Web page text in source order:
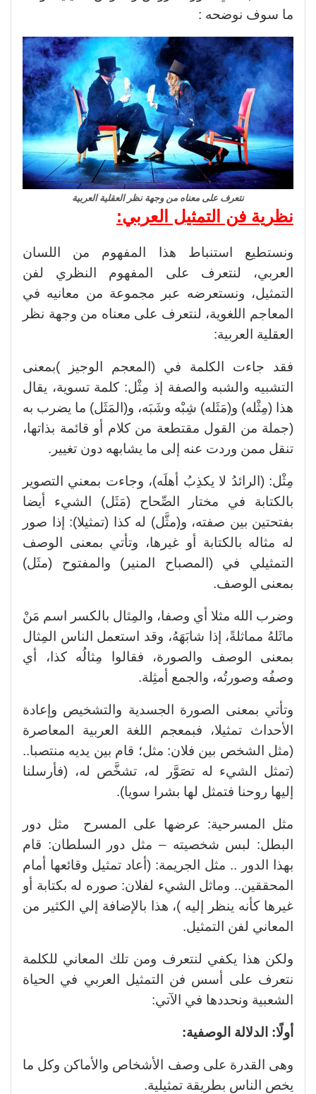
ما سوف نوضحه :
نتعرف على معناه من وجهة نظر العقلية العربية
نظرية فن التمثيل العربي:
ونستطيع استنباط هذا المفهوم من اللسان
العربي، لنتعرف على المفهوم النظري لفن
التمثيل، ونستعرضه عبر مجموعة من معانيه في
المعاجم اللغوية، لنتعرف على معناه من وجهة نظر
العقلية العربية:
فقد جاءت الكلمة في (المعجم الوجيز )بمعنى
التشبيه والشبه والصفة إذ مِثْل: كلمة تسوية، يقال
هذا (مِثْله) و(مَثَله) شِبْه وشَبَه، و(المَثَل) ما يضرب به
(جملة من القول مقتطعة من كلام أو قائمة بذاتها،
تنقل ممن وردت عنه إلى ما يشابهه دون تغيير.
مِثْل: (الرائدُ لا يكذِبُ أهلَه)، وجاءت بمعني التصوير
بالكتابة في مختار الصِّحاح (مَثَل) الشيء أيضا
بفتحتين بين صفته، و(مثَّل) له كذا (تمثيلا): إذا صور
له مثاله بالكتابة أو غيرها، وتأتي بمعنى الوصف
التمثيلي في (المصباح المنير) والمفتوح (مثَل)
بمعنى الوصف.
وضرب الله مثلا أي وصفا، والمِثال بالكسر اسم مَنْ
ماثَلهُ مماثلةً، إذا شابَهَهُ، وقد استعمل الناس المِثال
بمعنى الوصف والصورة، فقالوا مِثالُه كذا، أي
وصفُه وصورتُه، والجمع أمثِلة.
وتأتي بمعنى الصورة الجسدية والتشخيص وإعادة
الأحداث تمثيلا، فبمعجم اللغة العربية المعاصرة
(مثل الشخص بين فلان: مثل؛ قام بين يديه منتصبا..
(تمثل الشيء له تصَوَّر له، تشخَّص له، (فأرسلنا
إليها روحنا فتمثل لها بشرا سويا).
مثل المسرحية: عرضها على المسرح مثل دور
البطل: لبس شخصيته – مثل دور السلطان: قام
بهذا الدور .. مثل الجريمة: (أعاد تمثيل وقائعها أمام
المحققين.. وماثل الشيء لفلان: صوره له بكتابة أو
غيرها كأنه ينظر إليه )، هذا بالإضافة إلي الكثير من
المعاني لفن التمثيل.
ولكن هذا يكفي لنتعرف ومن تلك المعاني للكلمة
نتعرف على أسس فن التمثيل العربي في الحياة
الشعبية ونحددها في الآتي:
أولًا: الدلالة الوصفية:
وهى القدرة على وصف الأشخاص والأماكن وكل ما
يخص الناس بطريقة تمثيلية.